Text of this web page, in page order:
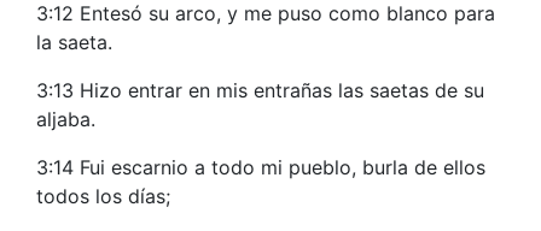
3:12 Entesó su arco, y me puso como blanco para
la saeta.
3:13 Hizo entrar en mis entrañas las saetas de su
aljaba.
3:14 Fui escarnio a todo mi pueblo, burla de ellos
todos los días;